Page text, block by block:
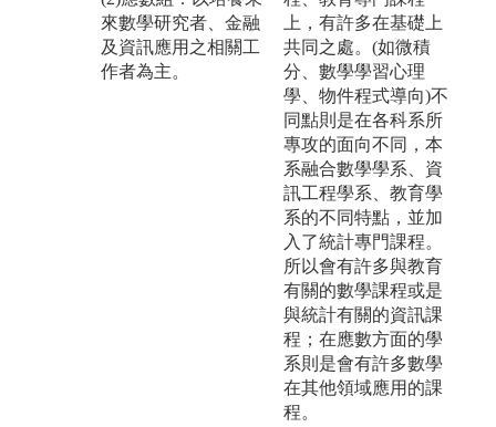
來數學研究者、金融
及資訊應用之相關工
作者為主。
上，有許多在基礎上
共同之處。(如微積
分、數學學習心理
學、物件程式導向)不
同點則是在各科系所
專攻的面向不同，本
系融合數學學系、資
訊工程學系、教育學
系的不同特點，並加
入了統計專門課程。
所以會有許多與教育
有關的數學課程或是
與統計有關的資訊課
程；在應數方面的學
系則是會有許多數學
在其他領域應用的課
程。